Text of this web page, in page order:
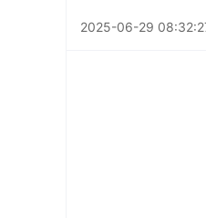
2025-06-29